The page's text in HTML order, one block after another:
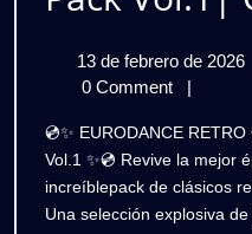
13 de febrero de 2026
0 Comment
|
💿✨ EURODANCE RETRO CLÁSICOS | Remix 2026 Pack
Vol.1 ✨💿 Revive la mejor
increíblepack de clásicos
Una selección explosiva de